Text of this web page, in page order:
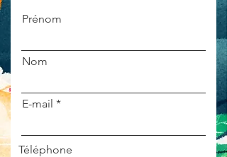
Prénom
Nom
E-mail
Téléphone